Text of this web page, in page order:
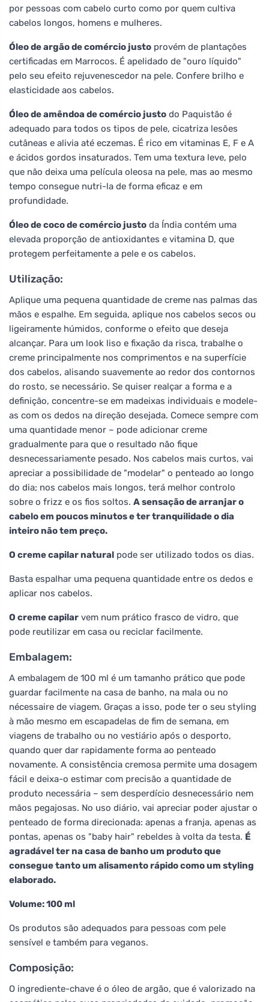
por pessoas com cabelo curto como por quem cultiva
cabelos longos, homens e mulheres.
Óleo de argão de comércio justo provém de plantações
certificadas em Marrocos. É apelidado de "ouro líquido"
pelo seu efeito rejuvenescedor na pele. Confere brilho e
elasticidade aos cabelos.
Óleo de amêndoa de comércio justo do Paquistão é
adequado para todos os tipos de pele, cicatriza lesões
cutâneas e alivia até eczemas. É rico em vitaminas E, F e A
e ácidos gordos insaturados. Tem uma textura leve, pelo
que não deixa uma película oleosa na pele, mas ao mesmo
tempo consegue nutri-la de forma eficaz e em
profundidade.
Óleo de coco de comércio justo da Índia contém uma
elevada proporção de antioxidantes e vitamina D, que
protegem perfeitamente a pele e os cabelos.
Utilização:
Aplique uma pequena quantidade de creme nas palmas das
mãos e espalhe. Em seguida, aplique nos cabelos secos ou
ligeiramente húmidos, conforme o efeito que deseja
alcançar. Para um look liso e fixação da risca, trabalhe o
creme principalmente nos comprimentos e na superfície
dos cabelos, alisando suavemente ao redor dos contornos
do rosto, se necessário. Se quiser realçar a forma e a
definição, concentre-se em madeixas individuais e modele-
as com os dedos na direção desejada. Comece sempre com
uma quantidade menor – pode adicionar creme
gradualmente para que o resultado não fique
desnecessariamente pesado. Nos cabelos mais curtos, vai
apreciar a possibilidade de "modelar" o penteado ao longo
do dia; nos cabelos mais longos, terá melhor controlo
sobre o frizz e os fios soltos. A sensação de arranjar o
cabelo em poucos minutos e ter tranquilidade o dia
inteiro não tem preço.
O creme capilar natural pode ser utilizado todos os dias.
Basta espalhar uma pequena quantidade entre os dedos e
aplicar nos cabelos.
O creme capilar vem num prático frasco de vidro, que
pode reutilizar em casa ou reciclar facilmente.
Embalagem:
A embalagem de 100 ml é um tamanho prático que pode
guardar facilmente na casa de banho, na mala ou no
nécessaire de viagem. Graças a isso, pode ter o seu styling
à mão mesmo em escapadelas de fim de semana, em
viagens de trabalho ou no vestiário após o desporto,
quando quer dar rapidamente forma ao penteado
novamente. A consistência cremosa permite uma dosagem
fácil e deixa-o estimar com precisão a quantidade de
produto necessária – sem desperdício desnecessário nem
mãos pegajosas. No uso diário, vai apreciar poder ajustar o
penteado de forma direcionada: apenas a franja, apenas as
pontas, apenas os "baby hair" rebeldes à volta da testa. É
agradável ter na casa de banho um produto que
consegue tanto um alisamento rápido como um styling
elaborado.
Volume: 100 ml
Os produtos são adequados para pessoas com pele
sensível e também para veganos.
Composição:
O ingrediente-chave é o óleo de argão, que é valorizado na